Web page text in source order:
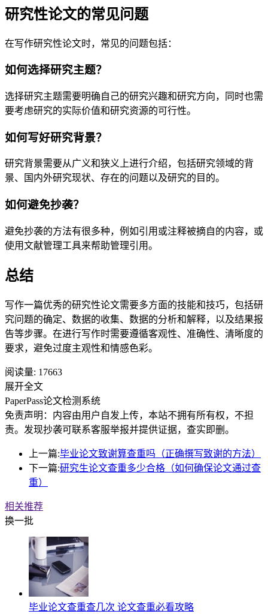
研究性论文的常见问题
在写作研究性论文时，常见的问题包括：
如何选择研究主题？
选择研究主题需要明确自己的研究兴趣和研究方向，同时也需
要考虑研究的实际价值和研究资源的可行性。
如何写好研究背景？
研究背景需要从广义和狭义上进行介绍，包括研究领域的背
景、国内外研究现状、存在的问题以及研究的目的。
如何避免抄袭？
避免抄袭的方法有很多种，例如引用或注释被摘自的内容，或
使用文献管理工具来帮助管理引用。
总结
写作一篇优秀的研究性论文需要多方面的技能和技巧，包括研
究问题的确定、数据的收集、数据的分析和解释，以及结果报
告等步骤。在进行写作时需要遵循客观性、准确性、清晰度的
要求，避免过度主观性和情感色彩。
阅读量: 17663
展开全文
PaperPass论文检测系统
免责声明：内容由用户自发上传，本站不拥有所有权，不担
责。发现抄袭可联系客服举报并提供证据，查实即删。
上一篇:毕业论文致谢算查重吗（正确撰写致谢的方法）
下一篇:研究生论文查重多少合格（如何确保论文通过查
重）
相关推荐
换一批
毕业论文查重查几次 论文查重必看攻略